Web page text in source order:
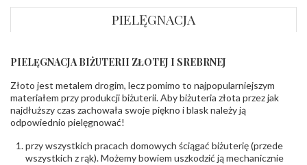
Kamień:
Diament
Liczba
Liczba
diamentów
(łącznie)
Masa
diamentów
(łącznie):
0.12 ct
Barwa:
Czystość: VS
PIELĘGNACJA
PIELĘGNACJA BIŻUTERII ZŁOTEJ I SREBRNEJ
Złoto jest metalem drogim, lecz pomimo to najpopularniejszym
materiałem przy produkcji biżuterii. Aby biżuteria złota przez jak
najdłuższy czas zachowała swoje piękno i blask należy ją
odpowiednio pielęgnować!
przy wszystkich pracach domowych ściągać biżuterię (przede
wszystkich z rąk). Możemy bowiem uszkodzić ją mechanicznie